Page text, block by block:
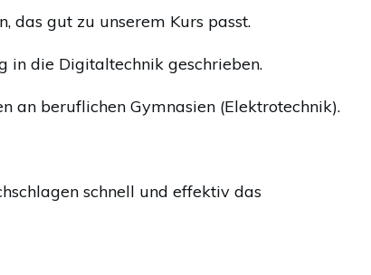
das gut zu unserem Kurs passt.
in die Digitaltechnik geschrieben.
an beruflichen Gymnasien (Elektrotechnik).
schnell und effektiv das